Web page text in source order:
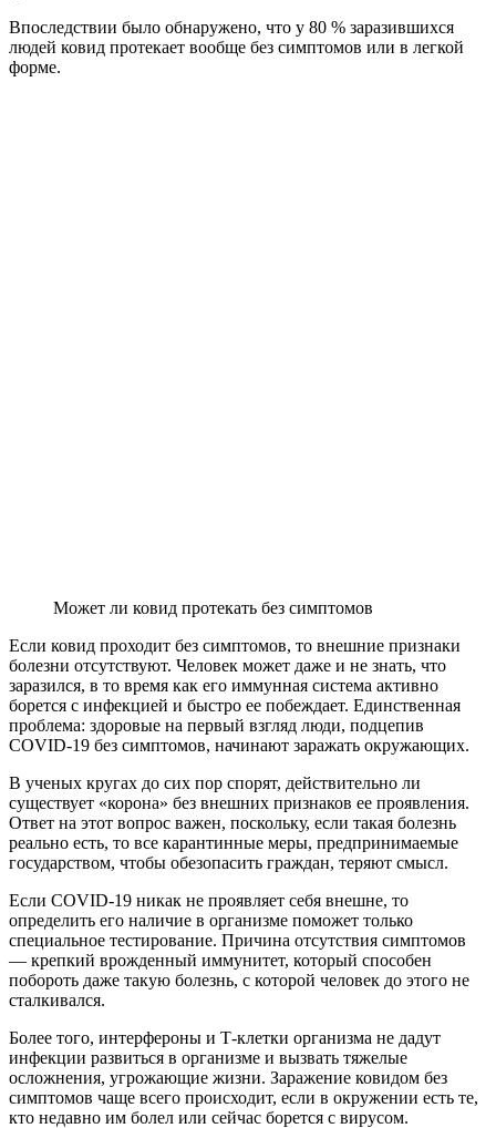
Впоследствии было обнаружено, что у 80 % заразившихся
людей ковид протекает вообще без симптомов или в легкой
форме.
Может ли ковид протекать без симптомов
Если ковид проходит без симптомов, то внешние признаки
болезни отсутствуют. Человек может даже и не знать, что
заразился, в то время как его иммунная система активно
борется с инфекцией и быстро ее побеждает. Единственная
проблема: здоровые на первый взгляд люди, подцепив
COVID-19 без симптомов, начинают заражать окружающих.
В ученых кругах до сих пор спорят, действительно ли
существует «корона» без внешних признаков ее проявления.
Ответ на этот вопрос важен, поскольку, если такая болезнь
реально есть, то все карантинные меры, предпринимаемые
государством, чтобы обезопасить граждан, теряют смысл.
Если COVID-19 никак не проявляет себя внешне, то
определить его наличие в организме поможет только
специальное тестирование. Причина отсутствия симптомов
— крепкий врожденный иммунитет, который способен
побороть даже такую болезнь, с которой человек до этого не
сталкивался.
Более того, интерфероны и Т-клетки организма не дадут
инфекции развиться в организме и вызвать тяжелые
осложнения, угрожающие жизни. Заражение ковидом без
симптомов чаще всего происходит, если в окружении есть те,
кто недавно им болел или сейчас борется с вирусом.